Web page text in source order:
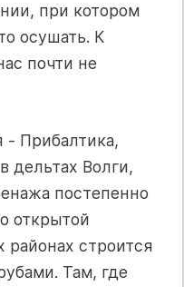
при котором
осушать. К
почти не
- Прибалтика,
дельтах Волги,
постепенно
открытой
строится
Там, где